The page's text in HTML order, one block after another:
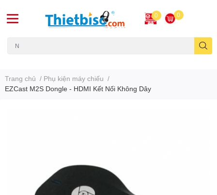
0 0
Trang chủ / Phụ kiện máy chiếu /
EZCast M2S Dongle - HDMI Kết Nối Không Dây